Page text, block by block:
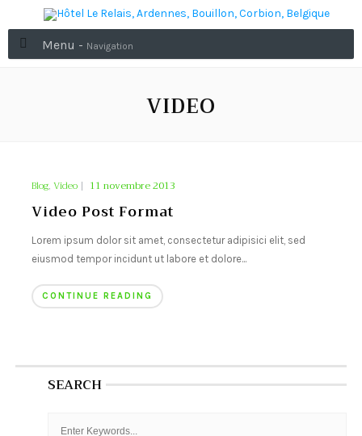
Menu - Navigation
VIDEO
Blog, Video| 11 novembre 2013
Video Post Format
Lorem ipsum dolor sit amet, consectetur adipisici elit, sed
eiusmod tempor incidunt ut labore et dolore...
CONTINUE READING
SEARCH